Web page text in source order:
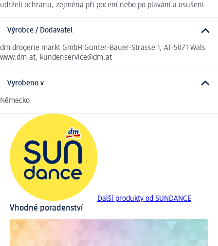
udrželi ochranu, zejména při pocení nebo po plavání a osušení.
Výrobce / Dodavatel
dm drogerie markt GmbH Günter-Bauer-Strasse 1, AT-5071 Wals
www.dm.at, kundenservice@dm.at
Vyrobeno v
Německo
Další produkty od SUNDANCE
Vhodné poradenství